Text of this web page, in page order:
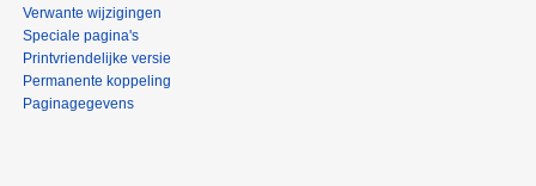
Verwante wijzigingen
Speciale pagina's
Printvriendelijke versie
Permanente koppeling
Paginagegevens